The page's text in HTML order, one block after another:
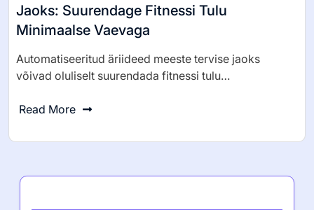
Jaoks: Suurendage Fitnessi Tulu
Minimaalse Vaevaga
Automatiseeritud äriideed meeste tervise jaoks
võivad oluliselt suurendada fitnessi tulu…
Read More